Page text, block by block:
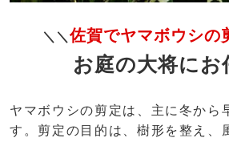
＼＼佐賀でヤマボウシの
お庭の大将にお
ヤマボウシの剪定は、主に冬から
す。剪定の目的は、樹形を整え、